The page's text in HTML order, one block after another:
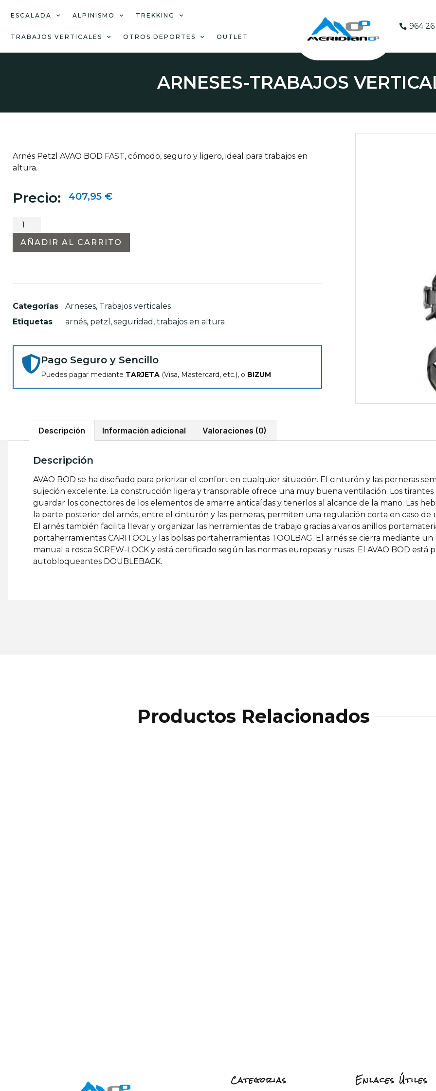
ESCALADA ALPINISMO TREKKING
TRABAJOS VERTICALES OTROS DEPORTES OUTLET
964 26
ARNESES-TRABAJOS
Arnés Petzl AVAO BOD FAST, cómodo, seguro y ligero, ideal para trabajos en
altura.
Precio: 407,95 €
AÑADIR AL CARRITO
Categorías Arneses, Trabajos verticales
Etiquetas
arnés, petzl , seguridad , trabajos en altura
Pago Seguro y Sencillo
Puedes pagar mediante TARJETA (Visa, Mastercard, etc.), o BIZUM
Descripción Información adicional Valoraciones (0)
Descripción
AVAO BOD se ha diseñado para priorizar el confort en cualquier situación. El cinturón y las perneras
sujeción excelente. La construcción ligera y transpirable ofrece una muy buena ventilación. Los
guardar los conectores de los elementos de amarre anticaídas y tenerlos al alcance de la mano. Las
la parte posterior del arnés, entre el cinturón y las perneras, permiten una regulación corta en caso
El arnés también facilita llevar y organizar las herramientas de trabajo gracias a varios anillos
portaherramientas CARITOOL y las bolsas portaherramientas TOOLBAG. El arnés se cierra mediante
manual a rosca SCREW-LOCK y está certificado según las normas europeas y rusas. El AVAO BOD está
autobloqueantes DOUBLEBACK.
Productos Relacionados
Categorias Enlaces Útiles